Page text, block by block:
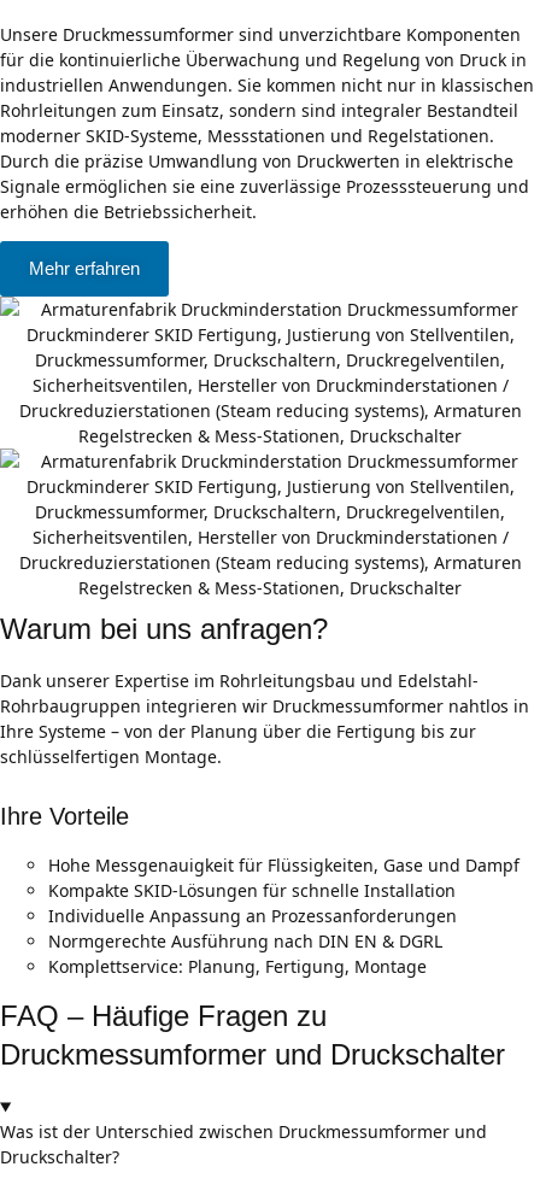
Unsere Druckmessumformer sind unverzichtbare Komponenten
für die kontinuierliche Überwachung und Regelung von Druck in
industriellen Anwendungen. Sie kommen nicht nur in klassischen
Rohrleitungen zum Einsatz, sondern sind integraler Bestandteil
moderner SKID-Systeme, Messstationen und Regelstationen.
Durch die präzise Umwandlung von Druckwerten in elektrische
Signale ermöglichen sie eine zuverlässige Prozesssteuerung und
erhöhen die Betriebssicherheit.
Mehr erfahren
Warum bei uns anfragen?
Dank unserer Expertise im Rohrleitungsbau und Edelstahl-
Rohrbaugruppen integrieren wir Druckmessumformer nahtlos in
Ihre Systeme – von der Planung über die Fertigung bis zur
schlüsselfertigen Montage.
Ihre Vorteile
Hohe Messgenauigkeit für Flüssigkeiten, Gase und Dampf
Kompakte SKID-Lösungen für schnelle Installation
Individuelle Anpassung an Prozessanforderungen
Normgerechte Ausführung nach DIN EN & DGRL
Komplettservice: Planung, Fertigung, Montage
FAQ – Häufige Fragen zu
Druckmessumformer und Druckschalter
Was ist der Unterschied zwischen Druckmessumformer und
Druckschalter?